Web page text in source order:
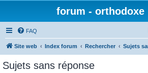
forum - orthodoxe
FAQ
Site web Index forum Rechercher Sujets
Sujets sans réponse